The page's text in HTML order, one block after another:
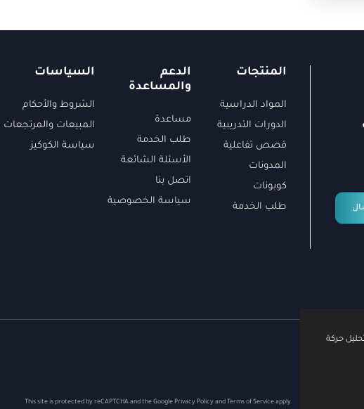
المنتجات
المواد الدراسية
الدورات التدريبية
قصص تفاعلية
المدونات
كوبونات
طلب الخدمة
الدعم
والمساعدة
مساعدة
طلب الخدمة
الأسئلة الشائعة
اتصل بنا
سياسة الخصوصية
السياسات
الشروط والأحكام
المبيعات والمرتجعات
سياسة الكوكيز
This site is protected by reCAPTCHA and the Google Privacy Policyand Terms of Serviceapply
حركة